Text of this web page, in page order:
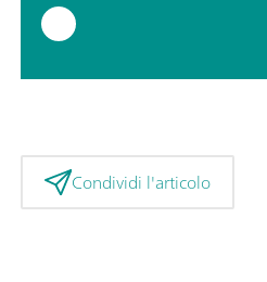
Condividi l'articolo